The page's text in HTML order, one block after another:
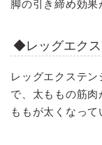
脚の引き締め効果
◆レッグエク
レッグエクステ
で、太ももの筋
ももが太くなって